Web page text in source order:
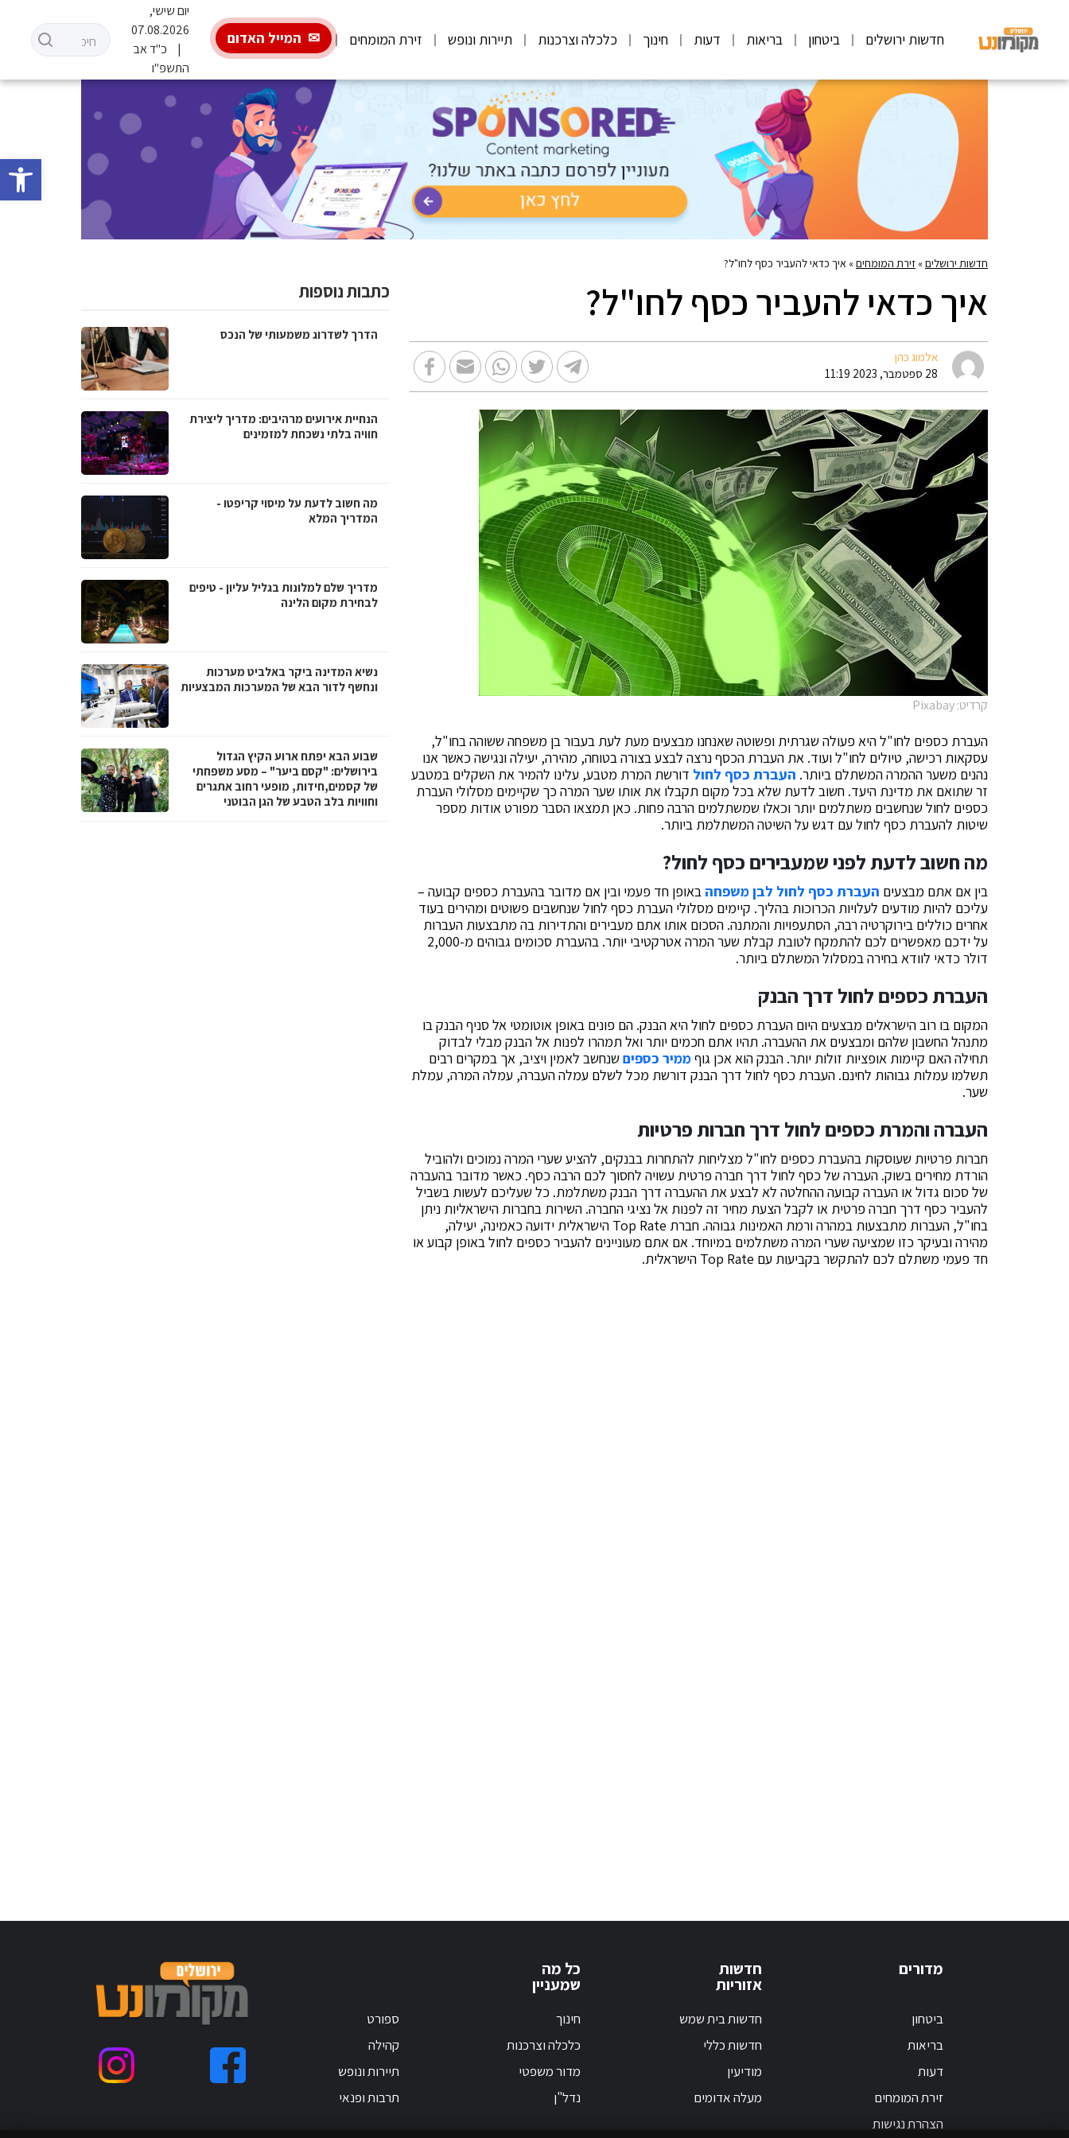
פתח
חדשות ירושלים ביטחון בריאות דעות חינוך כלכלה וצרכנות תיירות ונופש זירת המומחים המייל האדום
יום שישי,
07.08.2026
כ"ד אב
התשפ"ו
חדשות ירושלים» זירת המומחים» איך כדאי להעביר כסף לחו"ל?
איך כדאי להעביר כסף לחו"ל?
אלמוג כהן
28 ספטמבר, 2023 11:19
קרדיט: Pixabay
העברת כספים לחו"ל היא פעולה שגרתית ופשוטה שאנחנו מבצעים מעת לעת בעבור בן משפחה ששוהה בחו"ל,
עסקאות רכישה, טיולים לחו"ל ועוד. את העברת הכסף נרצה לבצע בצורה בטוחה, מהירה, יעילה ונגישה כאשר אנו
נהנים משער ההמרה המשתלם ביותר. העברת כסף לחול דורשת המרת מטבע, עלינו להמיר את השקלים במטבע
זר שתואם את מדינת היעד. חשוב לדעת שלא בכל מקום תקבלו את אותו שער המרה כך שקיימים מסלולי העברת
כספים לחול שנחשבים משתלמים יותר וכאלו שמשתלמים הרבה פחות. כאן תמצאו הסבר מפורט אודות מספר
שיטות להעברת כסף לחול עם דגש על השיטה המשתלמת ביותר.
מה חשוב לדעת לפני שמעבירים כסף לחול?
בין אם אתם מבצעים העברת כסף לחול לבן משפחה באופן חד פעמי ובין אם מדובר בהעברת כספים קבועה –
עליכם להיות מודעים לעלויות הכרוכות בהליך. קיימים מסלולי העברת כסף לחול שנחשבים פשוטים ומהירים בעוד
אחרים כוללים בירוקרטיה רבה, הסתעפויות והמתנה. הסכום אותו אתם מעבירים והתדירות בה מתבצעות העברות
על ידכם מאפשרים לכם להתמקח לטובת קבלת שער המרה אטרקטיבי יותר. בהעברת סכומים גבוהים מ-2,000
דולר כדאי לוודא בחירה במסלול המשתלם ביותר.
העברת כספים לחול דרך הבנק
המקום בו רוב הישראלים מבצעים היום העברת כספים לחול היא הבנק. הם פונים באופן אוטומטי אל סניף הבנק בו
מתנהל החשבון שלהם ומבצעים את ההעברה. תהיו אתם חכמים יותר ואל תמהרו לפנות אל הבנק מבלי לבדוק
תחילה האם קיימות אופציות זולות יותר. הבנק הוא אכן גוףממיר כספיםשנחשב לאמין ויציב, אך במקרים רבים
תשלמו עמלות גבוהות לחינם. העברת כסף לחול דרך הבנק דורשת מכל לשלם עמלה העברה, עמלה המרה, עמלת
שער.
העברה והמרת כספים לחול דרך חברות פרטיות
חברות פרטיות שעוסקות בהעברת כספים לחו"ל מצליחות להתחרות בבנקים, להציע שערי המרה נמוכים ולהוביל
הורדת מחירים בשוק. העברה של כסף לחול דרך חברה פרטית עשויה לחסוך לכם הרבה כסף. כאשר מדובר בהעברה
של סכום גדול או העברה קבועה ההחלטה לא לבצע את ההעברה דרך הבנק משתלמת. כל שעליכם לעשות בשביל
להעביר כסף דרך חברה פרטית או לקבל הצעת מחיר זה לפנות אל נציגי החברה. השירות בחברות הישראליות ניתן
בחו"ל, העברות מתבצעות במהרה ורמת האמינות גבוהה. חברת Top Rate הישראלית ידועה כאמינה, יעילה,
מהירה ובעיקר כזו שמציעה שערי המרה משתלמים במיוחד. אם אתם מעוניינים להעביר כספים לחול באופן קבוע או
חד פעמי משתלם לכם להתקשר בקביעות עם Top Rate הישראלית.
כתבות נוספות
הדרך לשדרוג משמעותי של הנכס
הנחיית אירועים מרהיבים: מדריך ליצירת
חוויה בלתי נשכחת למזמינים
מה חשוב לדעת על מיסוי קריפטו -
המדריך המלא
מדריך שלם למלונות בגליל עליון - טיפים
לבחירת מקום הלינה
נשיא המדינה ביקר באלביט מערכות
ונחשף לדור הבא של המערכות המבצעיות
שבוע הבא יפתח ארוע הקיץ הגדול
בירושלים: "קסם ביער" – מסע משפחתי
של קסמים,חידות, מופעי רחוב אתגרים
וחוויות בלב הטבע של הגן הבוטני
מדורים
ביטחון
בריאות
דעות
זירת המומחים
הצהרת נגישות
חדשות
אזוריות
חדשות בית שמש
חדשות כללי
מודיעין
מעלה אדומים
כל מה
שמעניין
חינוך
כלכלה וצרכנות
מדור משפטי
נדל"ן
ספורט
קהילה
תיירות ונופש
תרבות ופנאי